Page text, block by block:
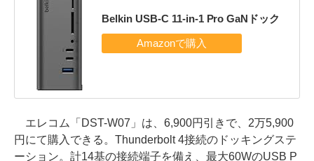
Belkin USB-C 11-in-1 Pro GaNドック
エレコム「DST-W07」は、6,900円引きで、2万5,900
円にて購入できる。Thunderbolt 4接続のドッキングステ
ーション。計14基の接続端子を備え、最大60WのUSB P